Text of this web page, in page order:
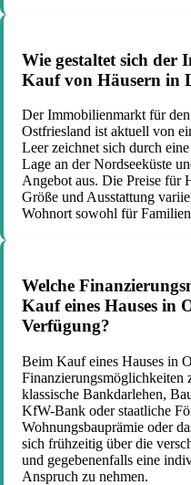
Wie gestaltet sich
Kauf von Häusern in
Der Immobilienmarkt für
Ostfriesland ist aktuell von
Leer zeichnet sich durch
Lage an der Nordseeküste
Angebot aus. Die Preise für
Größe und Ausstattung
Wohnort sowohl für
Welche
Kauf eines Hauses in
Verfügung?
Beim Kauf eines Hauses in
Finanzierungsmöglichkeiten
klassische Bankdarlehen,
KfW-Bank oder staatliche
Wohnungsbauprämie oder
sich frühzeitig über die
und gegebenenfalls eine
Anspruch zu nehmen.